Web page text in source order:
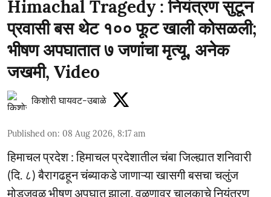
Himachal Tragedy : नियंत्रण सुटून
प्रवासी बस थेट १०० फूट खाली कोसळली;
भीषण अपघातात ७ जणांचा मृत्यू, अनेक
जखमी, Video
किशोरी घायवट-उबाळे
Published on: 08 Aug 2026, 8:17 am
हिमाचल प्रदेश : हिमाचल प्रदेशातील चंबा जिल्ह्यात शनिवारी
(दि. ८) बैरागढहून चंब्याकडे जाणाऱ्या खासगी बसचा चलुंज
मोडजवळ भीषण अपघात झाला. वळणावर चालकाचे नियंत्रण